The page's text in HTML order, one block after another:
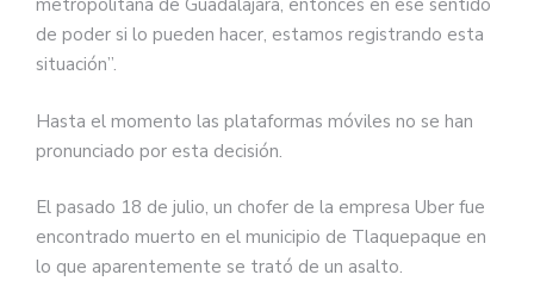
metropolitana de Guadalajara, entonces en ese sentido
de poder si lo pueden hacer, estamos registrando esta
situación”.
Hasta el momento las plataformas móviles no se han
pronunciado por esta decisión.
El pasado 18 de julio, un chofer de la empresa Uber fue
encontrado muerto en el municipio de Tlaquepaque en
lo que aparentemente se trató de un asalto.